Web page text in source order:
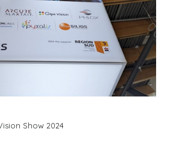
Show 2024